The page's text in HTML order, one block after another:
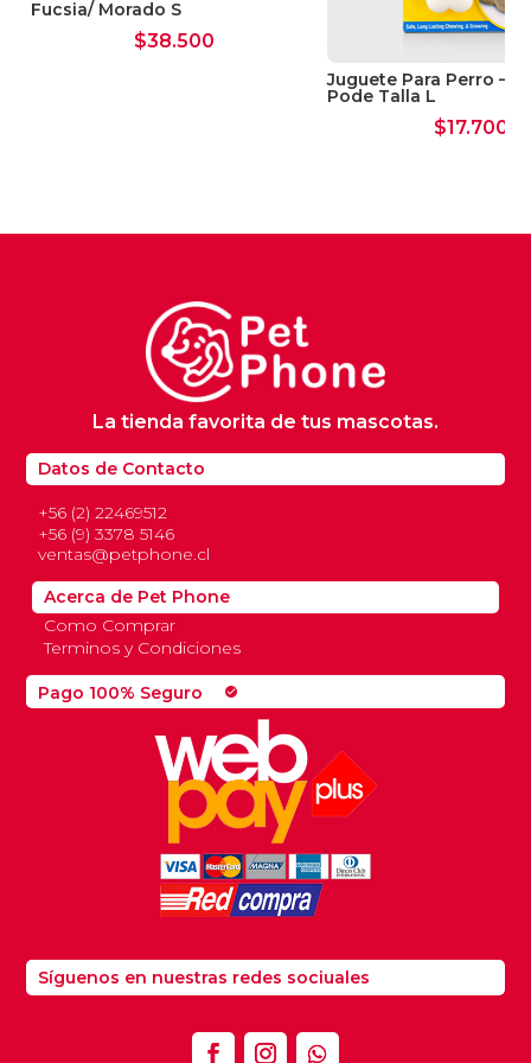
Fucsia/ Morado S
$38.500
Juguete Para Perro –
Pode Talla L
$17.700
Pago 100% Seguro check_circle
Datos de Contacto
+56 (2) 22469512
+56 (9) 3378 5146
ventas@petphone.cl
La tienda favorita de tus mascotas.
Acerca de Pet Phone
Como Comprar
Terminos y Condiciones
Síguenos en nuestras redes sociuales